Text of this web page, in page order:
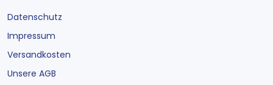
Datenschutz
Impressum
Versandkosten
Unsere AGB